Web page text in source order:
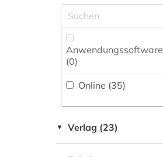
aufklärung (1)
auguste rodin (1)
auktionshäuser (1)
ausstellung (2)
australien (3)
Bayern (17)
Belgien (2)
Berlin (3)
Herzegowina (1)
Brandenburg (5)
Anwendungssoftware
(0)
Online (35)
▼ Verlag (23)